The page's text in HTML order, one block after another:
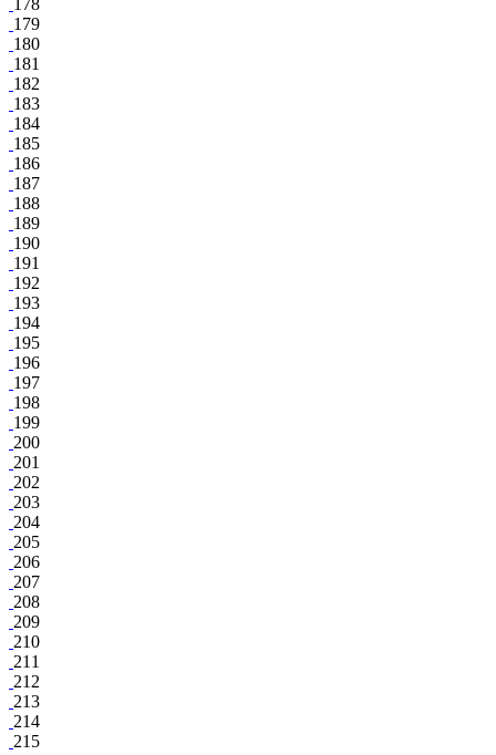
178
179
180
181
182
183
184
185
186
187
188
189
190
191
192
193
194
195
196
197
198
199
200
201
202
203
204
205
206
207
208
209
210
211
212
213
214
215